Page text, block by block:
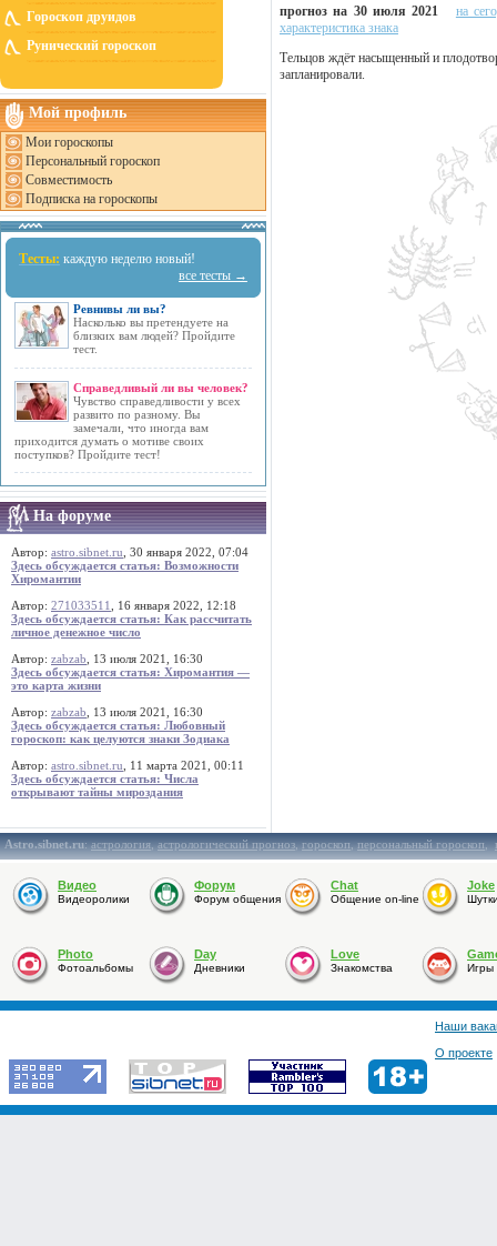
Гороскоп друидов
Рунический гороскоп
Мой профиль
Мои гороскопы
Персональный гороскоп
Совместимость
Подписка на гороскопы
Тесты: каждую неделю новый!
все тесты →
Ревнивы ли вы?
Насколько вы претендуете на
близких вам людей? Пройдите
тест.
Справедливый ли вы человек?
Чувство справедливости у всех
развито по разному. Вы
замечали, что иногда вам
приходится думать о мотиве своих
поступков? Пройдите тест!
На форуме
Автор: astro.sibnet.ru , 30 января 2022, 07:04
Здесь обсуждается статья: Возможности
Хиромантии
Автор: 271033511
, 16 января 2022, 12:18
Здесь обсуждается статья: Как рассчитать
личное денежное число
Автор: zabzab , 13 июля 2021, 16:30
Здесь обсуждается статья: Хиромантия —
это карта жизни
Автор: zabzab , 13 июля 2021, 16:30
Здесь обсуждается статья: Любовный
гороскоп: как целуются знаки Зодиака
Автор: astro.sibnet.ru , 11 марта 2021, 00:11
Здесь обсуждается статья: Числа
открывают тайны мироздания
прогноз на 30 июля 2021
на
характеристика знака
Тельцов ждёт насыщенный и
запланировали.
Astro.sibnet.ru:астрология,астрологический прогноз,гороскоп,персональный гороскоп,
Видео
Видеоролики
Форум
Форум общения
Chat
Общение on-line
Joke
Photo
Фотоальбомы
Day
Дневники
Love
Знакомства Игры
Наши
О проекте